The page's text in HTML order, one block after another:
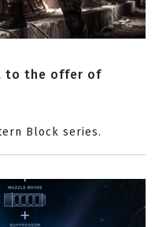
to the offer of
Block series.